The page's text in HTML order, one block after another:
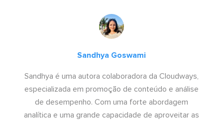
Sandhya Goswami
Sandhya é uma autora colaboradora da Cloudways,
especializada em promoção de conteúdo e análise
de desempenho. Com uma forte abordagem
analítica e uma grande capacidade de aproveitar as